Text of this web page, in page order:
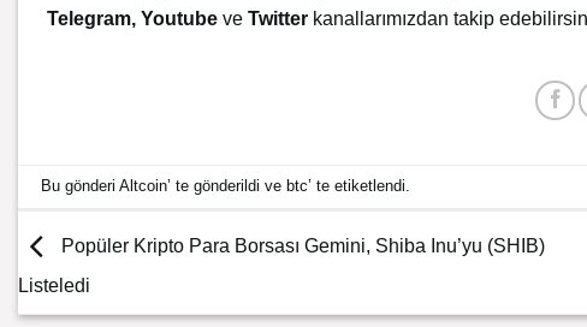
Telegram, Youtube ve Twitter kanallarımızdan takip
Bu gönderiAltcoin’ te gönderildi ve btc’ te etiketlendi.
Popüler Kripto Para Borsası Gemini, Shiba Inu’yu (SHIB)
Listeledi